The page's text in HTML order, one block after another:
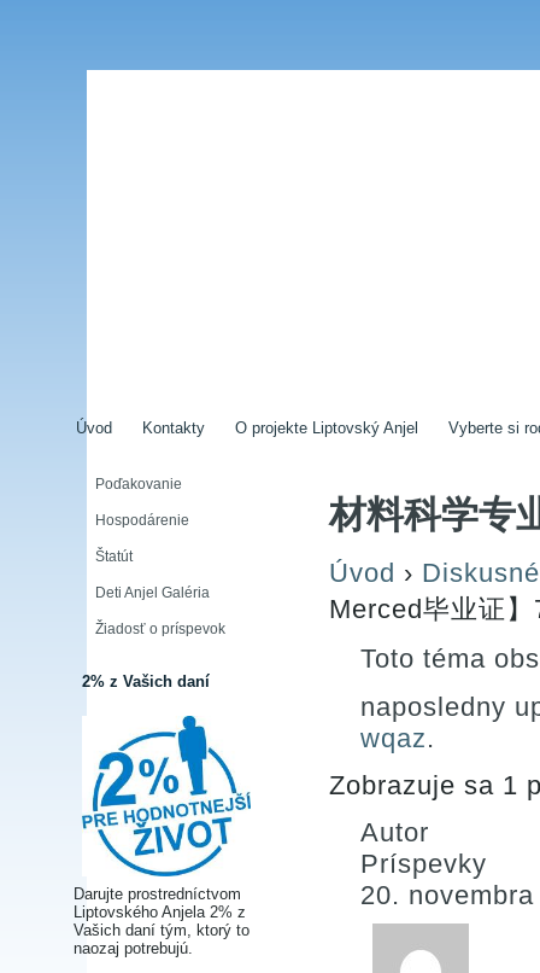
Úvod Kontakty O projekte Liptovský Anjel Vyberte si
Poďakovanie
Hospodárenie
Štatút
Deti Anjel Galéria
Žiadosť o príspevok
2% z Vašich daní
Darujte prostredníctvom
Liptovského Anjela 2% z
Vašich daní tým, ktorý to
naozaj potrebujú.
材料科学专
Úvod ›
Merced毕业证
Toto téma
naposledny
wqaz.
Zobrazuje sa 1
Autor
Príspevky
20.